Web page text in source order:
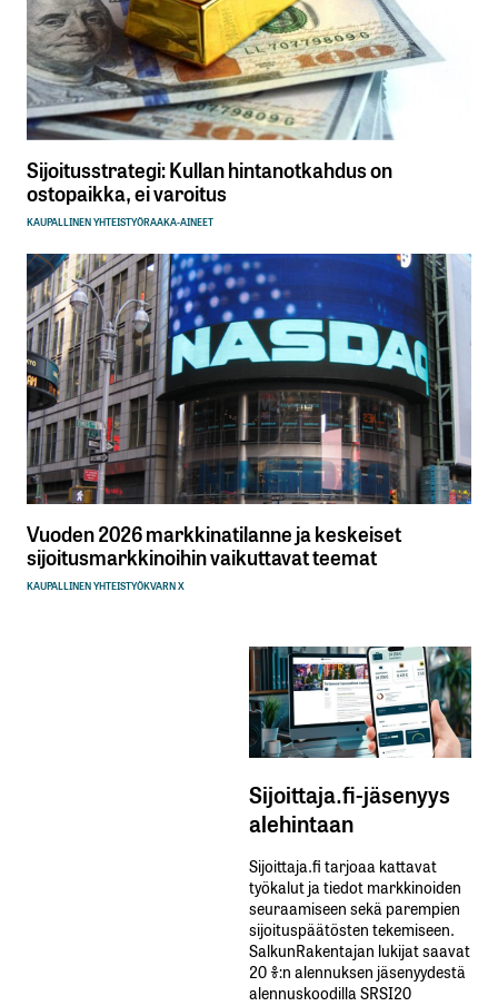
Sijoitusstrategi: Kullan hintanotkahdus on
ostopaikka, ei varoitus
KAUPALLINEN YHTEISTYÖRAAKA-AINEET
Vuoden 2026 markkinatilanne ja keskeiset
sijoitusmarkkinoihin vaikuttavat teemat
KAUPALLINEN YHTEISTYÖKVARN X
Sijoittaja.fi-jäsenyys
alehintaan
Sijoittaja.fi tarjoaa kattavat
työkalut ja tiedot markkinoiden
seuraamiseen sekä parempien
sijoituspäätösten tekemiseen.
SalkunRakentajan lukijat saavat
20 %:n alennuksen jäsenyydestä
alennuskoodilla SRSI20